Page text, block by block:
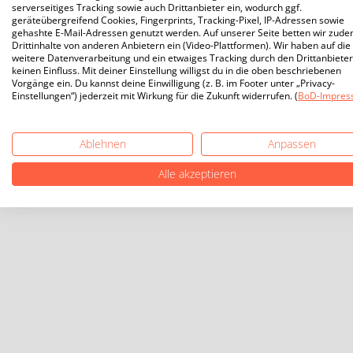
serverseitiges Tracking sowie auch Drittanbieter ein, wodurch ggf.
geräteübergreifend Cookies, Fingerprints, Tracking-Pixel, IP-Adressen sowie
gehashte E-Mail-Adressen genutzt werden. Auf unserer Seite betten wir
Drittinhalte von anderen Anbietern ein (Video-Plattformen). Wir haben auf die
weitere Datenverarbeitung und ein etwaiges Tracking durch den Drittanbieter
keinen Einfluss. Mit deiner Einstellung willigst du in die oben beschriebenen
Vorgänge ein. Du kannst deine Einwilligung (z. B. im Footer unter „Privacy-
Einstellungen“) jederzeit mit Wirkung für die Zukunft widerrufen. (BoD-
Ablehnen
Anpassen
Alle akzeptieren